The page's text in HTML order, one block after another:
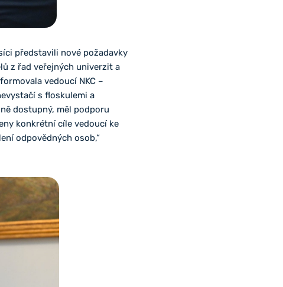
představili nové požadavky
z řad veřejných univerzit a
vedoucí NKC –
s floskulemi a
dostupný, měl podporu
konkrétní cíle vedoucí ke
odpovědných osob,“